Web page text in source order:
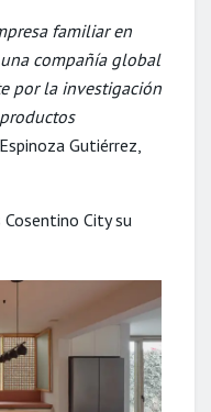
familiar en
compañía global
por la investigación
Gutiérrez,
City su